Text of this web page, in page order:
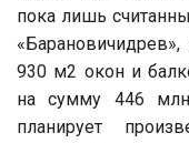
пока лишь
930 м2 окон и
на сумму 446
планирует